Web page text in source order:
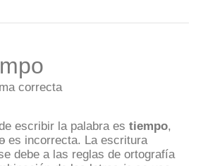
correcta
escribir la palabra es tiempo
es incorrecta. La escritura
se debe a las reglas de ortografía